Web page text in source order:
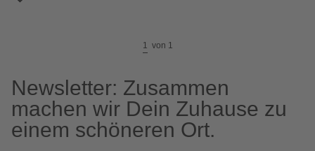
1 von 1
Newsletter: Zusammen
machen wir Dein Zuhause zu
einem schöneren Ort.